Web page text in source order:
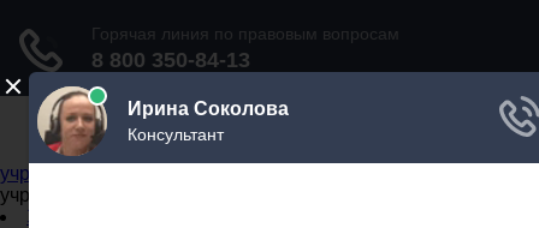
Не официальный справочник государственных
учреждений
учреждений
Задать вопрос юристу